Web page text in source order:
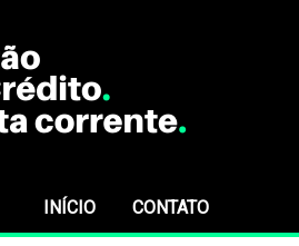
INÍCIO CONTATO